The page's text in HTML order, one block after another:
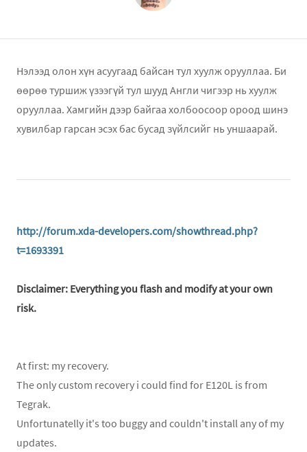
Нэлээд олон хүн асуугаад байсан тул хуулж орууллаа. Би
өөрөө туршиж үзээгүй тул шууд Англи чигээр нь хуулж
орууллаа. Хамгийн дээр байгаа холбоосоор ороод шинэ
хувилбар гарсан эсэх бас бусад зүйлсийг нь уншаарай.
http://forum.xda-developers.com/showthread.php?
t=1693391
Disclaimer: Everything you flash and modify at your own
risk.
At first: my recovery.
The only custom recovery i could find for E120L is from
Tegrak.
Unfortunatelly it's too buggy and couldn't install any of my
updates.